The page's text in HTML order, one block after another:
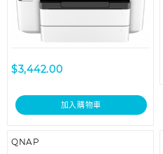
$3,442.00
加入購物車
QNAP